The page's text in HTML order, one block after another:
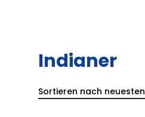
Indianer
Sortieren nach neuesten